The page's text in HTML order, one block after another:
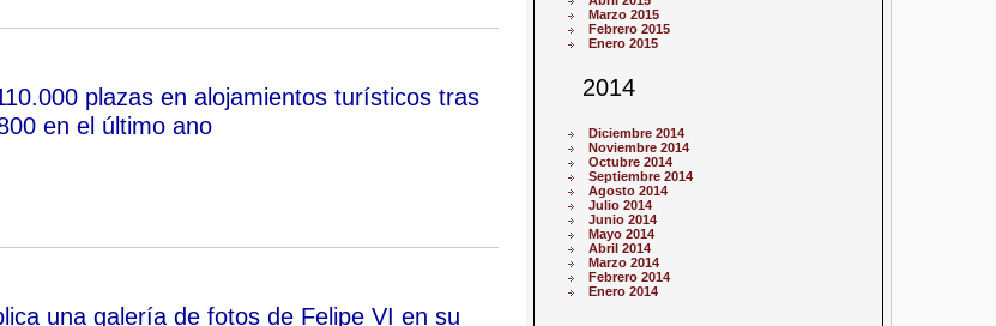
plazas en alojamientos turísticos tras
en el último ano
una galería de fotos de Felipe VI en su
Marzo 2015
Febrero 2015
Enero 2015
2014
Diciembre 2014
Noviembre 2014
Octubre 2014
Septiembre 2014
Agosto 2014
Julio 2014
Junio 2014
Mayo 2014
Abril 2014
Marzo 2014
Febrero 2014
Enero 2014